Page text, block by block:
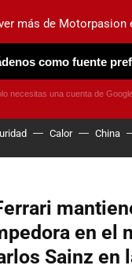
ELÉCTRICOS
Calor China
en el
Sainz en
más de Motorpasion
como fuente
necesitas una cuenta de